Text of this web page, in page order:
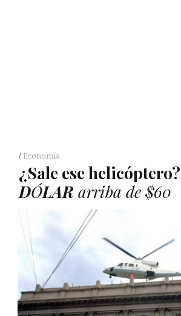
Economía
¿Sale ese helicóptero?
DÓLAR arriba de $60